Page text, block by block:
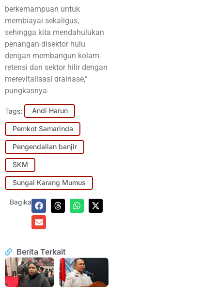
berkemampuan untuk
membiayai sekaligus,
sehingga kita mendahulukan
penangan disektor hulu
dengan membangun kolam
retensi dan sektor hilir dengan
merevitalisasi drainase,”
pungkasnya.
Tags: Andi Harun
Pemkot Samarinda
Pengendalian banjir
SKM
Sungai Karang Mumus
Bagikan:
Berita Terkait